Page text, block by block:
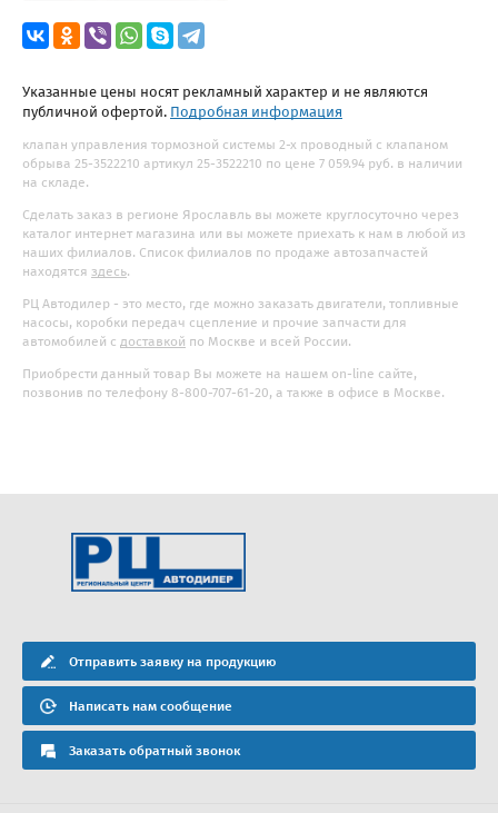
Указанные цены носят рекламный характер и не являются
публичной офертой. Подробная информация
клапан управления тормозной системы 2-х проводный с клапаном
обрыва 25-3522210 артикул 25-3522210 по цене 7 059.94 руб. в наличии
на складе.
Сделать заказ в регионе Ярославль вы можете круглосуточно через
каталог интернет магазина или вы можете приехать к нам в любой из
наших филиалов. Список филиалов по продаже автозапчастей
находятся здесь.
РЦ Автодилер - это место, где можно заказать двигатели, топливные
насосы, коробки передач сцепление и прочие запчасти для
автомобилей с доставкой по Москве и всей России.
Приобрести данный товар Вы можете на нашем on-line сайте,
позвонив по телефону 8-800-707-61-20, а также в офисе в Москве.
Отправить заявку на продукцию
Написать нам сообщение
Заказать обратный звонок